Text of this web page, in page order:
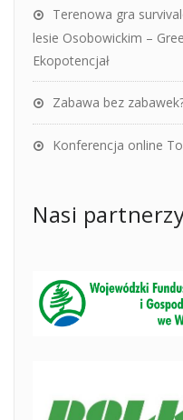
Terenowa gra
lesie Osobowickim –
Ekopotencjał
Zabawa bez
Konferencja online
Nasi